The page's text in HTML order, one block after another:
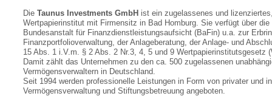
Die Taunus Investments GmbH ist ein zugelassenes und
Wertpapierinstitut mit Firmensitz in Bad Homburg. Sie verfügt über die
Bundesanstalt für Finanzdienstleistungsaufsicht (BaFin) u.a. zur
Finanzportfolioverwaltung, der Anlageberatung, der Anlage- und
15 Abs. 1 i.V.m. § 2 Abs. 2 Nr.3, 4, 5 und 9 Wertpapierinstitutsgesetz
Damit zählt das Unternehmen zu den ca. 500 zugelassenen
Vermögensverwaltern in Deutschland.
Seit 1994 werden professionelle Leistungen in Form von privater und
Vermögensverwaltung und Stiftungsbetreuung angeboten.